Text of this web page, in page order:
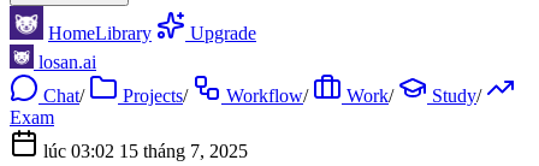
HomeLibrary
Upgrade
losan.ai
Chat/ Projects/ Workflow/ Work/ Study/
Exam
lúc 03:02 15 tháng 7, 2025